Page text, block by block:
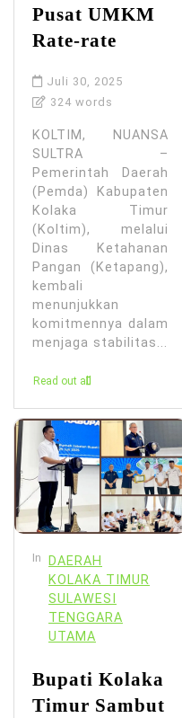
Pusat UMKM
Rate-rate
Juli 30, 2025
324 words
KOLTIM, NUANSA
SULTRA –
Pemerintah Daerah
(Pemda) Kabupaten
Kolaka Timur
(Koltim), melalui
Dinas Ketahanan
Pangan (Ketapang),
kembali
menunjukkan
komitmennya dalam
menjaga stabilitas...
Read out all
In
DAERAH
KOLAKA TIMUR
SULAWESI
TENGGARA
UTAMA
Bupati Kolaka
Timur Sambut